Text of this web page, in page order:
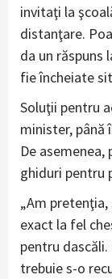
invitaţi la
distanţare.
da un răspuns
fie încheiate
Soluţii pentru
minister, până
De
ghiduri pentru
„Am
exact la fel
pentru
trebuie s-o